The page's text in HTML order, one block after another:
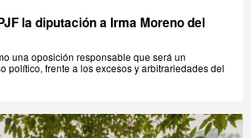
la diputación a Irma Moreno del
una oposición responsable que será un
político, frente a los excesos y arbitrariedades del